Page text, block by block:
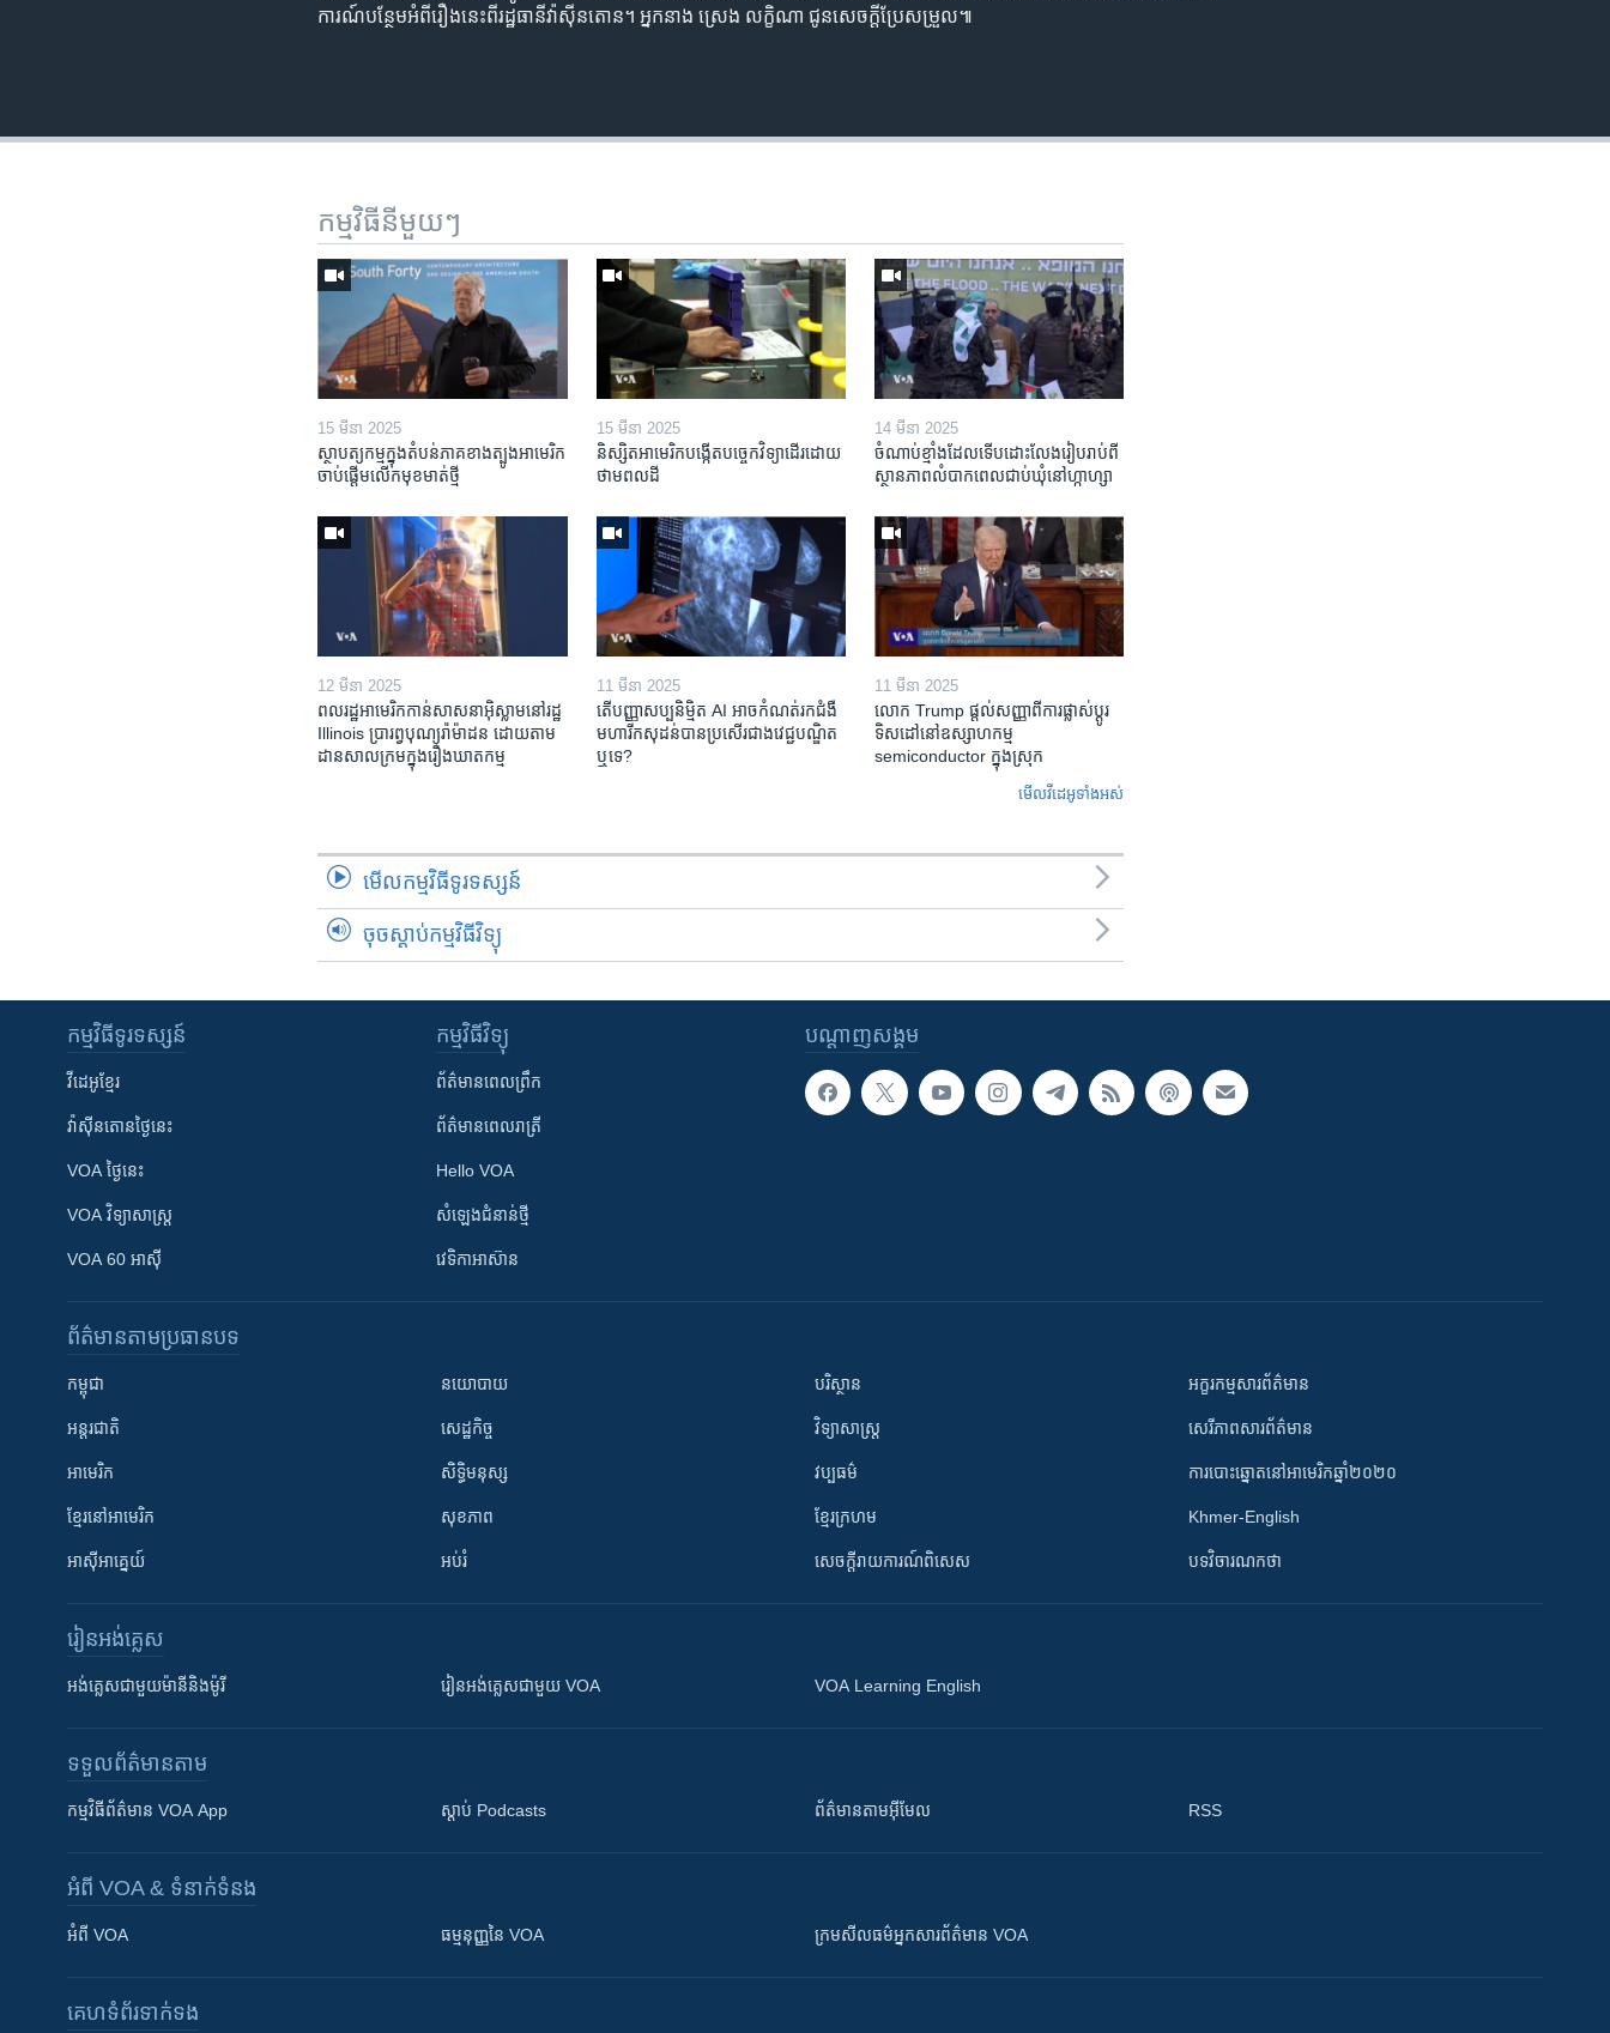
ការណ៍​បន្ថែម​អំពី​រឿង​នេះ​ពី​រដ្ឋធានី​វ៉ាស៊ីនតោន។ អ្នកនាង ស្រេង លក្ខិណា ជូនសេចក្តី​ប្រែសម្រួល៕
កម្មវិធី​នីមួយៗ
15 មីនា 2025
ស្ថាបត្យកម្ម​ក្នុង​តំបន់​ភាគ​ខាង​ត្បូង​អាមេរិក​
ចាប់ផ្តើម​លើក​មុខមាត់​ថ្មី
15 មីនា 2025
និស្សិត​អាមេរិក​បង្កើត​បច្ចេកវិទ្យា​ដើរ​ដោយ​
ថាមពល​ដី
14 មីនា 2025
ចំណាប់ខ្មាំង​ដែល​ទើប​ដោះលែង​រៀបរាប់​ពី​
ស្ថានភាព​​លំបាក​ពេល​ជាប់​ឃុំ​នៅ​ហ្កាហ្សា
12 មីនា 2025
ពលរដ្ឋអាមេរិក​កាន់សាសនា​អ៊ិស្លាម​នៅរដ្ឋ
Illinois ​ប្រារព្វបុណ្យរ៉ាម៉ាដន ​ដោយ​តាម​
ដាន​​សាលក្រមក្នុងរឿងឃាតកម្ម
11 មីនា 2025
តើ​បញ្ញាសប្បនិម្មិត​ AI អាច​កំណត់​រក​ជំងឺ
មហារីក​សុដន់​បាន​ប្រសើរ​ជាង​វេជ្ជបណ្ឌិត​
ឬ​ទេ?
11 មីនា 2025
លោក Trump ផ្តល់សញ្ញាពីការផ្លាស់ប្តូរ
ទិសដៅនៅឧស្សាហកម្ម
semiconductor ក្នុងស្រុក
មើល​វីដេអូ​ទាំង​អស់
មើល​កម្មវិធី​ទូរទស្សន៍
ចុចស្តាប់កម្មវិធីវិទ្យុ
បណ្តាញ​សង្គម
កម្មវិធី​ទូរទស្សន៍
វីដេអូ​ខ្មែរ
វ៉ាស៊ីនតោន​ថ្ងៃ​នេះ
VOA ថ្ងៃនេះ
VOA ​វិទ្យាសាស្ត្រ
VOA 60 អាស៊ី
កម្មវិធី​វិទ្យុ
ព័ត៌មាន​ពេល​ព្រឹក
ព័ត៌មាន​​ពេល​រាត្រី
Hello VOA
សំឡេង​ជំនាន់​ថ្មី
វេទិកា​អាស៊ាន
ព័ត៌មាន​តាមប្រធានបទ​
កម្ពុជា
អន្តរជាតិ
អាមេរិក
ខ្មែរ​នៅអាមេរិក
អាស៊ីអាគ្នេយ៍
នយោបាយ
សេដ្ឋកិច្ច
សិទ្ធិមនុស្ស
សុខភាព
អប់រំ
បរិស្ថាន
វិទ្យាសាស្រ្ត
វប្បធម៌
ខ្មែរក្រហម
សេចក្តីរាយការណ៍ពិសេស
អក្ខរកម្មសារព័ត៌មាន
សេរីភាពសារព័ត៌មាន
ការបោះឆ្នោតនៅអាមេរិកឆ្នាំ២០២០
Khmer-English
បទវិចារណកថា
រៀន​​អង់គ្លេស
អង់គ្លេស​ជាមួយ​ម៉ានី​និង​ម៉ូរី រៀន​​​​​​អង់គ្លេស​​ជាមួយ VOA VOA Learning English
ទទួល​ព័ត៌មាន​តាម
កម្មវិធី​ព័ត៌មាន VOA App ស្តាប់ Podcasts ព័ត៌មាន​តាម​អ៊ីមែល RSS
អំពី​ VOA & ទំនាក់ទំនង
អំពី​ VOA ធម្មនុញ្ញ​នៃ VOA ក្រម​​​សីលធម៌​​​អ្នក​​​សារព័ត៌មាន VOA
គេហទំព័រ​​ទាក់ទង